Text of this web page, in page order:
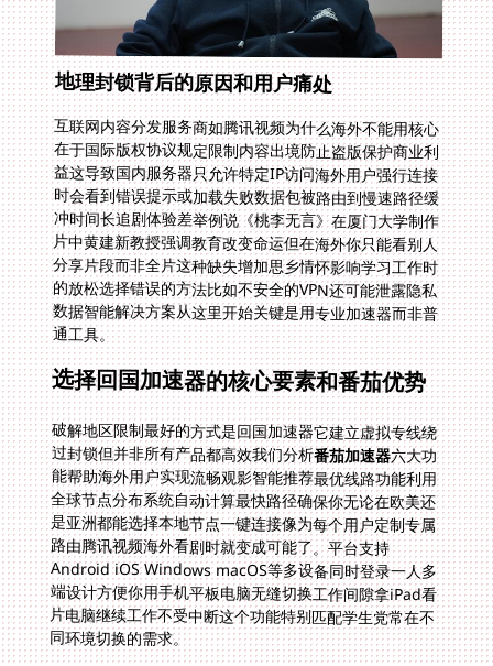
地理封锁背后的原因和用户痛处
互联网内容分发服务商如腾讯视频为什么海外不能用核心
在于国际版权协议规定限制内容出境防止盗版保护商业利
益这导致国内服务器只允许特定IP访问海外用户强行连接
时会看到错误提示或加载失败数据包被路由到慢速路径缓
冲时间长追剧体验差举例说《桃李无言》在厦门大学制作
片中黄建新教授强调教育改变命运但在海外你只能看别人
分享片段而非全片这种缺失增加思乡情怀影响学习工作时
的放松选择错误的方法比如不安全的VPN还可能泄露隐私
数据智能解决方案从这里开始关键是用专业加速器而非普
通工具。
选择回国加速器的核心要素和番茄优势
破解地区限制最好的方式是回国加速器它建立虚拟专线绕
过封锁但并非所有产品都高效我们分析番茄加速器六大功
能帮助海外用户实现流畅观影智能推荐最优线路功能利用
全球节点分布系统自动计算最快路径确保你无论在欧美还
是亚洲都能选择本地节点一键连接像为每个用户定制专属
路由腾讯视频海外看剧时就变成可能了。平台支持
Android iOS Windows macOS等多设备同时登录一人多
端设计方便你用手机平板电脑无缝切换工作间隙拿iPad看
片电脑继续工作不受中断这个功能特别匹配学生党常在不
同环境切换的需求。